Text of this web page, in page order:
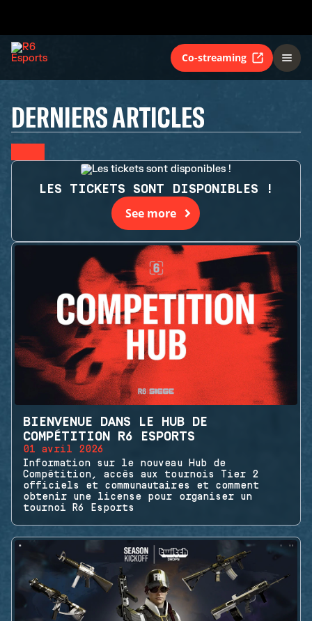
Co-streaming
DERNIERS ARTICLES
LES TICKETS SONT DISPONIBLES !
See more
BIENVENUE DANS LE HUB DE
COMPÉTITION R6 ESPORTS
01 avril 2026
Information sur le nouveau Hub de
Compétition, accès aux tournois Tier 2
officiels et communautaires et comment
obtenir une license pour organiser un
tournoi R6 Esports